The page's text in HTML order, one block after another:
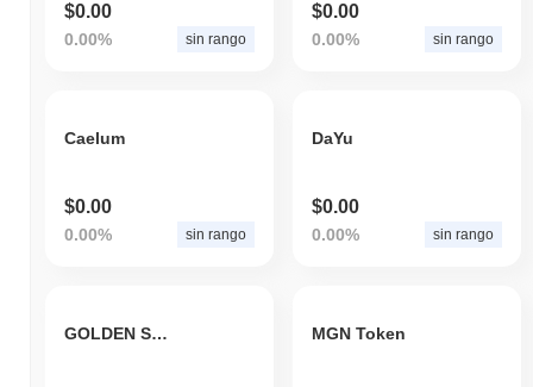
$0.00
0.00% sin rango
$0.00
0.00% sin rango
Caelum
$0.00
0.00% sin rango
DaYu
$0.00
0.00% sin rango
GOLDEN SHIBA MGN Token